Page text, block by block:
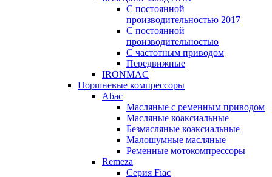
C постоянной
производительностью 2017
C постоянной
производительностью
С частотным приводом
Передвижные
IRONMAC
Поршневые компрессоры
Abac
Масляные с ременным приводом
Маcляные коаксиальные
Безмаcляные коаксиальные
Малошумные масляные
Ременные мотокомпрессоры
Remeza
Серия Fiac